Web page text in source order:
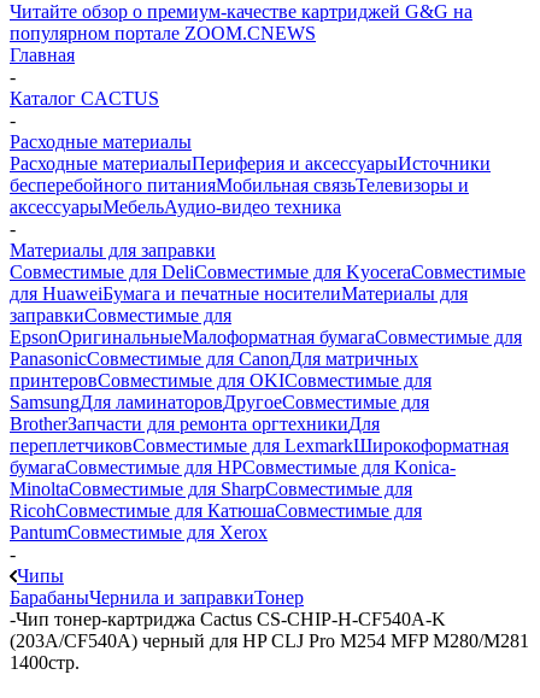
Читайте обзор о премиум-качестве картриджей G&G на
популярном портале ZOOM.CNEWS
Главная
-
Каталог CACTUS
-
Расходные материалы
Расходные материалыПериферия и аксессуарыИсточники
бесперебойного питанияМобильная связьТелевизоры и
аксессуарыМебельАудио-видео техника
-
Материалы для заправки
Совместимые для DeliСовместимые для KyoceraСовместимые
для HuaweiБумага и печатные носителиМатериалы для
заправкиСовместимые для
EpsonОригинальныеМалоформатная бумагаСовместимые для
PanasonicСовместимые для CanonДля матричных
принтеровСовместимые для OKIСовместимые для
SamsungДля ламинаторовДругоеСовместимые для
BrotherЗапчасти для ремонта оргтехникиДля
переплетчиковСовместимые для LexmarkШирокоформатная
бумагаСовместимые для HPСовместимые для Konica-
MinoltaСовместимые для SharpСовместимые для
RicohСовместимые для КатюшаСовместимые для
PantumСовместимые для Xerox
-
Чипы
БарабаныЧернила и заправкиТонер
-Чип тонер-картриджа Cactus CS-CHIP-H-CF540A-K
(203A/CF540A) черный для HP CLJ Pro M254 MFP M280/M281
1400стр.